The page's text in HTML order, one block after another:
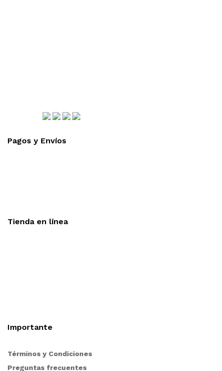
Pagos y Envíos
Tienda en línea
Importante
Términos y Condiciones
Preguntas frecuentes